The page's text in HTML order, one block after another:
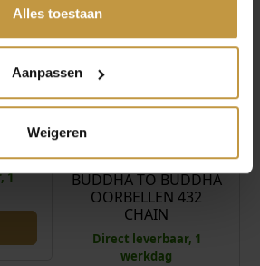
Alles toestaan
Aanpassen
Weigeren
219,00
1
BUDDHA TO BUDDHA
OORBELLEN 432
CHAIN
Direct leverbaar, 1
werkdag